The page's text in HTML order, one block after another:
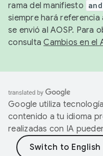
rama del manifiesto
siempre hará referencia
se envió al AOSP. Para
consultaCambios en el
Google utiliza
contenido a tu idioma
realizadas con IA